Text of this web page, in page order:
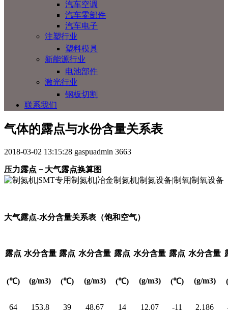
汽车空调
汽车零部件
汽车电子
注塑行业
塑料模具
新能源行业
电池部件
激光行业
钢板切割
联系我们
气体的露点与水份含量关系表
2018-03-02 13:15:28 gaspuadmin 3663
压力露点－大气露点换算图
大气露点-水分含量关系表（饱和空气）
露点 水分含量 露点 水分含量 露点 水分含量 露点 水分含量
(℃) (g/m3) (℃) (g/m3) (℃) (g/m3) (℃) (g/m3) (
64 153.8 39 48.67 14 12.07 -11 2.186